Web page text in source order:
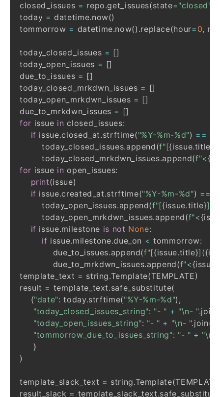
closed_issues = repo.get_issues(state="closed"
today = datetime.now()
tommorrow = datetime.now() .replace(hour= 0,
today_closed_issues = []
today_open_issues = []
due_to_issues = []
today_closed_mrkdwn_issues = []
today_open_mrkdwn_issues = []
due_to_mrkdwn_issues = []
for issue in closed_issues:
if issue.closed_at.strftime("%Y-%m-%d") ==
        today_closed_issues
.append(f"[{issue.title
        today_closed_mrkdwn_issues
.append(f"<{
for issue in open_issues:
print(issue)
if issue.created_at.strftime("%Y-%m-%d") ==
        today_open_issues
.append(f"[{issue.title}](
        today_open_mrkdwn_issues
.append(f"<{
if issue.milestone is not None:
if issue.milestone.due_on < tommorrow:
            due_to_issues
.append(f"[{issue.title}]({
            due_to_mrkdwn_issues
.append(f"<{issue
template_text = string.Template(TEMPLATE)
result = template_text.safe_substitute(
{"date": today.strftime("%Y-%m-%d") ,
"today_closed_issues_string": "- " + "\n- ".join
"today_open_issues_string": "- " + "\n- ".join(
"tommorrow_due_to_issues_string": "- " + "\n-
}
)
template_slack_text = string.Template(
result_slack = template_slack_text.